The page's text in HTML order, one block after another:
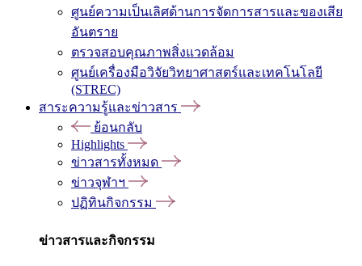
ศูนย์ความเป็นเลิศด้านการจัดการสารและของเสีย
อันตราย
ตรวจสอบคุณภาพสิ่งแวดล้อม
ศูนย์เครื่องมือวิจัยวิทยาศาสตร์และเทคโนโลยี
(STREC)
สาระความรู้และข่าวสาร
ย้อนกลับ
Highlights
ข่าวสารทั้งหมด
ข่าวจุฬาฯ
ปฏิทินกิจกรรม
ข่าวสารและกิจกรรม